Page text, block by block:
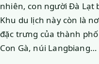
nhiên, con người Đà Lạt
Khu du lịch này còn là
đặc trưng của thành
Con Gà, núi Langbiang…